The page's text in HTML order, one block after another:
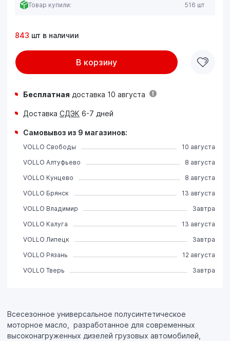
Всесезонное универсальное полусинтетическое
моторное масло, разработанное для современных
высоконагруженных дизелей грузовых автомобилей,
Товар купили: 516 шт
843 шт в наличии
В корзину
Бесплатная доставка 10 августа
Доставка СДЭК 6-7 дней
Самовывоз из 9 магазинов:
VOLLO Свободы
10 августа
VOLLO Алтуфьево
8 августа
VOLLO Кунцево
8 августа
VOLLO Брянск
13 августа
VOLLO Владимир
Завтра
VOLLO Калуга
13 августа
VOLLO Липецк
Завтра
VOLLO Рязань
12 августа
VOLLO Тверь
Завтра